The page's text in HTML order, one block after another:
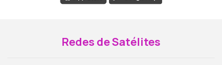
Redes de Satélites